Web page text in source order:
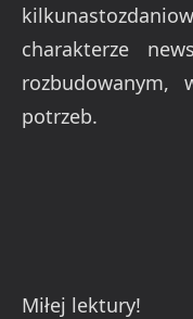
charakterze
potrzeb.
Miłej lektury!